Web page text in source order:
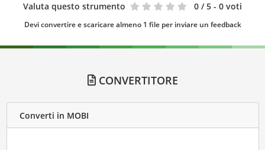
Valuta questo strumento 0 / 5 - 0 voti
Devi convertire e scaricare almeno 1 file per inviare un feedback
CONVERTITORE
Converti in MOBI